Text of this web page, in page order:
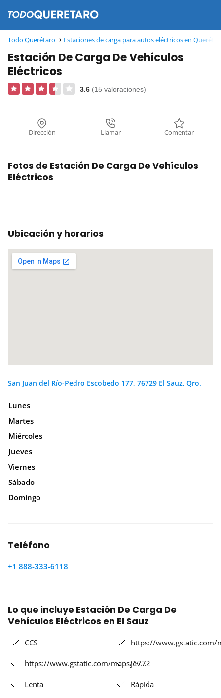
Todo Querétaro Estaciones de carga para autos eléctricos en
Estación De Carga De Vehículos
Eléctricos
3.6 (15 valoraciones)
Dirección Llamar Comentar
Fotos de Estación De Carga De Vehículos
Eléctricos
Ubicación y horarios
San Juan del Río-Pedro Escobedo 177, 76729 El Sauz, Qro.
Lunes
Martes
Miércoles
Jueves
Viernes
Sábado
Domingo
Teléfono
+1 888-333-6118
Lo que incluye Estación De Carga De
Vehículos Eléctricos en El Sauz
CCS https://www.gstatic.com/
https://www.gstatic.com/maps/ev…
J1772
Lenta Rápida